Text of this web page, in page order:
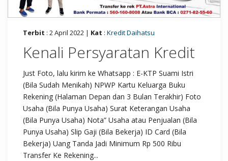
Terbit : 2 April 2022 | Kat : Kredit Daihatsu
Kenali Persyaratan Kredit
Just Foto, lalu kirim ke Whatsapp : E-KTP Suami Istri
(Bila Sudah Menikah) NPWP Kartu Keluarga Buku
Rekening (Halaman Depan dan 3 Bulan Terakhir) Foto
Usaha (Bila Punya Usaha) Surat Keterangan Usaha
(Bila Punya Usaha) Nota” Usaha atau Penjualan (Bila
Punya Usaha) Slip Gaji (Bila Bekerja) ID Card (Bila
Bekerja) Uang Tanda Jadi Minimum Rp 500 Ribu
Transfer Ke Rekening...